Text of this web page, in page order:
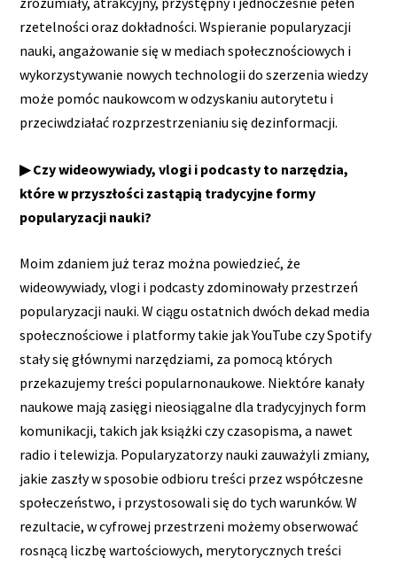
rzetelności oraz dokładności. Wspieranie popularyzacji
nauki, angażowanie się w mediach społecznościowych i
wykorzystywanie nowych technologii do szerzenia wiedzy
może pomóc naukowcom w odzyskaniu autorytetu i
przeciwdziałać rozprzestrzenianiu się dezinformacji.
▶ Czy wideowywiady, vlogi i podcasty to narzędzia,
które w przyszłości zastąpią tradycyjne formy
popularyzacji nauki?
Moim zdaniem już teraz można powiedzieć, że
wideowywiady, vlogi i podcasty zdominowały przestrzeń
popularyzacji nauki. W ciągu ostatnich dwóch dekad media
społecznościowe i platformy takie jak YouTube czy Spotify
stały się głównymi narzędziami, za pomocą których
przekazujemy treści popularnonaukowe. Niektóre kanały
naukowe mają zasięgi nieosiągalne dla tradycyjnych form
komunikacji, takich jak książki czy czasopisma, a nawet
radio i telewizja. Popularyzatorzy nauki zauważyli zmiany,
jakie zaszły w sposobie odbioru treści przez współczesne
społeczeństwo, i przystosowali się do tych warunków. W
rezultacie, w cyfrowej przestrzeni możemy obserwować
rosnącą liczbę wartościowych, merytorycznych treści